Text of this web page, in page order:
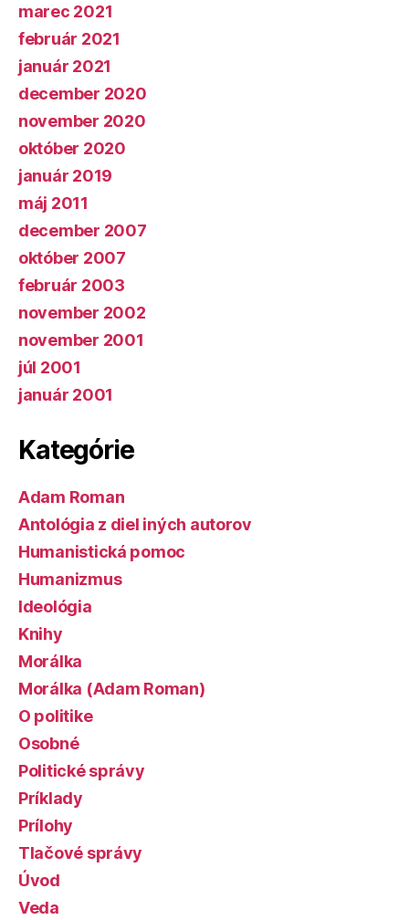
marec 2021
február 2021
január 2021
december 2020
november 2020
október 2020
január 2019
máj 2011
december 2007
október 2007
február 2003
november 2002
november 2001
júl 2001
január 2001
Kategórie
Adam Roman
Antológia z diel iných autorov
Humanistická pomoc
Humanizmus
Ideológia
Knihy
Morálka
Morálka (Adam Roman)
O politike
Osobné
Politické správy
Príklady
Prílohy
Tlačové správy
Úvod
Veda